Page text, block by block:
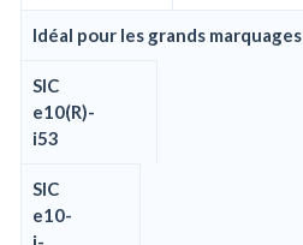
Idéal pour les grands marquages
SIC
e10(R)-
i53
SIC
e10-